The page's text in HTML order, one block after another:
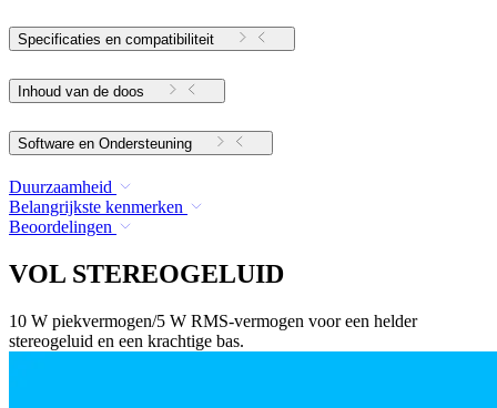
Specificaties en compatibiliteit
Inhoud van de doos
Software en Ondersteuning
Duurzaamheid
Belangrijkste kenmerken
Beoordelingen
VOL STEREOGELUID
10 W piekvermogen/5 W RMS-vermogen voor een helder
stereogeluid en een krachtige bas.